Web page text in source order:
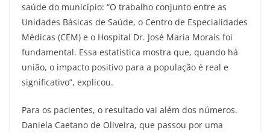
saúde do município: “O trabalho conjunto entre as
Unidades Básicas de Saúde, o Centro de Especialidades
Médicas (CEM) e o Hospital Dr. José Maria Morais foi
fundamental. Essa estatística mostra que, quando há
união, o impacto positivo para a população é real e
significativo”, explicou.
Para os pacientes, o resultado vai além dos números.
Daniela Caetano de Oliveira, que passou por uma